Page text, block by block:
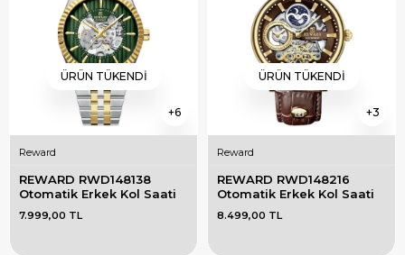
6
ÜRÜN TÜKENDI
Reward
REWARD RWD148138
Otomatik Erkek Kol Saati
7.999,00 TL
3
ÜRÜN TÜKENDI
Reward
REWARD RWD148216
Otomatik Erkek Kol Saati
8.499,00 TL